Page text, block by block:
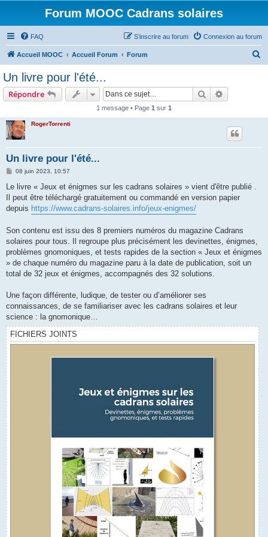
Forum MOOC Cadrans solaires
FAQ Connexion au forum
S’inscrire au forum
Accueil MOOC Accueil Forum Forum
Un livre pour l'été...
Répondre Rechercher
1 message • Page 1 sur 1
RogerTorrenti
Un livre pour l'été...
M
s
a
g
e
08 juin 2023, 10:57
Le livre « Jeux et énigmes sur les cadrans solaires » vient d'être publié .
Il peut être téléchargé gratuitement ou commandé en version papier
depuis https://www.cadrans-solaires.info/jeux-enigmes/
Son contenu est issu des 8 premiers numéros du magazine Cadrans
solaires pour tous. Il regroupe plus précisément les devinettes, énigmes,
problèmes gnomoniques, et tests rapides de la section « Jeux et énigmes
» de chaque numéro du magazine paru à la date de publication, soit un
total de 32 jeux et énigmes, accompagnés des 32 solutions.
Une façon différente, ludique, de tester ou d’améliorer ses
connaissances, de se familiariser avec les cadrans solaires et leur
science : la gnomonique…
FICHIERS JOINTS